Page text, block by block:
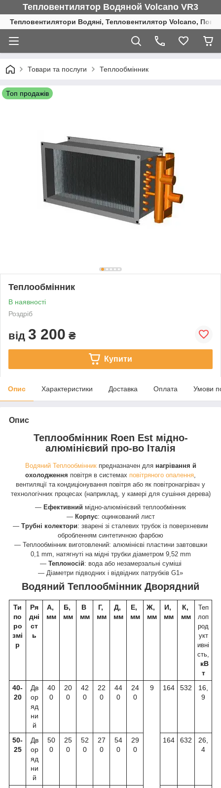
Тепловентилятор Водяной Volcano VR3
Тепловентилятори Водяні, Тепловентилятор Volcano,
Товари та послуги Теплообмінник
Топ продажів
Теплообмінник
В наявності
Роздріб
від 3 200 ₴
Купити
Опис Характеристики Доставка Оплата Умови
Опис
Теплообмінник Roen Est мідно-
алюмінієвий про-во Італія
Водяний Теплообмінникпредназначен для нагрівання й
охолодження повітря в системах повітряного опалення,
вентиляції та кондиціонування повітря або як повітронагрівач у
технологічних процесах (наприклад, у камері для сушіння дерева)
— Ефективний мідно-алюмінієвий теплообмінник
— Корпус: оцинкований лист
— Трубні колектори: зварені зі сталевих трубок із поверхневим
обробленням синтетичною фарбою
— Теплообмінник виготовлений: алюмінієві пластини завтовшки
0,1 mm, натягнуті на мідні трубки діаметром 9,52 mm
— Теплоносій: вода або незамерзальні суміші
— Діаметри підводних і відвідних патрубків G1»
Водяний Теплообмінник Дворядний
Ти
по
ро
змі
р
Ря
дні
ст
ь
А,
мм
Б,
мм
В
мм
Г,
мм
Д,
мм
Е,
мм
Ж,
мм
И,
мм
К,
мм
Теп
лоп
род
укт
ивні
сть,
кВ
т
40-
20
Дв
ор
яд
ни
й
40
0
20
0
42
0
22
0
44
0
24
0
9 164 532
16,
9
50-
25
Дв
ор
яд
ни
й
50
0
25
0
52
0
27
0
54
0
29
0
164 632
26,
4